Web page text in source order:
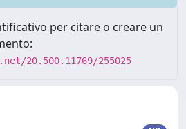
per citare o creare un
20.500.11769/255025